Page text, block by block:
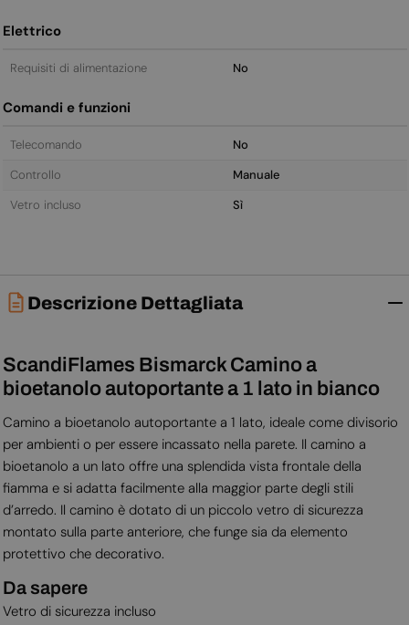
Elettrico
Requisiti di alimentazione No
Comandi e funzioni
Telecomando
No
Controllo
Manuale
Vetro incluso
Sì
Descrizione Dettagliata
ScandiFlames Bismarck Camino a
bioetanolo autoportante a 1 lato in bianco
Camino a bioetanolo autoportante a 1 lato, ideale come divisorio
per ambienti o per essere incassato nella parete. Il camino a
bioetanolo a un lato offre una splendida vista frontale della
fiamma e si adatta facilmente alla maggior parte degli stili
d’arredo. Il camino è dotato di un piccolo vetro di sicurezza
montato sulla parte anteriore, che funge sia da elemento
protettivo che decorativo.
Da sapere
Vetro di sicurezza incluso